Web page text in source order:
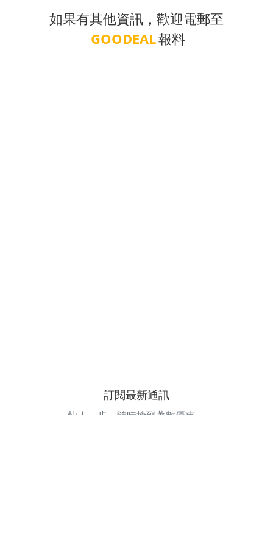
如果有其他資訊，歡迎電郵至
GOODEAL報料
訂閱最新通訊
快人一步，隨時搶到著數優惠。